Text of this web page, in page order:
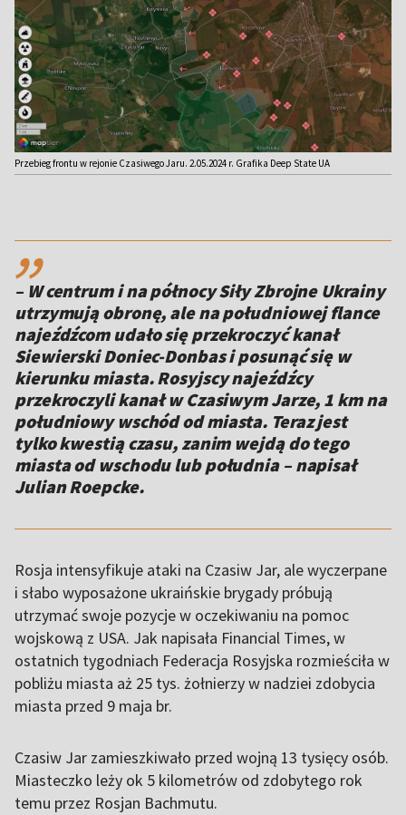
Przebieg frontu w rejonie Czasiwego Jaru. 2.05.2024 r. Grafika Deep State UA
,,
– W centrum i na północy Siły Zbrojne Ukrainy
utrzymują obronę, ale na południowej flance
najeźdźcom udało się przekroczyć kanał
Siewierski Doniec-Donbas i posunąć się w
kierunku miasta. Rosyjscy najeźdźcy
przekroczyli kanał w Czasiwym Jarze, 1 km na
południowy wschód od miasta. Teraz jest
tylko kwestią czasu, zanim wejdą do tego
miasta od wschodu lub południa – napisał
Julian Roepcke.
Rosja intensyfikuje ataki na Czasiw Jar, ale wyczerpane
i słabo wyposażone ukraińskie brygady próbują
utrzymać swoje pozycje w oczekiwaniu na pomoc
wojskową z USA. Jak napisała Financial Times, w
ostatnich tygodniach Federacja Rosyjska rozmieściła w
pobliżu miasta aż 25 tys. żołnierzy w nadziei zdobycia
miasta przed 9 maja br.
Czasiw Jar zamieszkiwało przed wojną 13 tysięcy osób.
Miasteczko leży ok 5 kilometrów od zdobytego rok
temu przez Rosjan Bachmutu.